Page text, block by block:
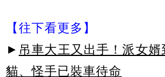
【往下看更多】
► 吊車大王又出手！派女
貓、怪手已裝車待命